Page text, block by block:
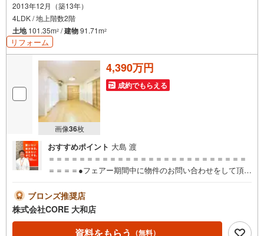
2013年12月（築13年）
4LDK / 地上階数2階
土地101.35m2 /建物91.71m2
リフォーム
画像36枚
4,390万円
成約でもらえる
おすすめポイント 大島 渡
＝＝＝＝＝＝＝＝＝＝＝＝＝＝＝＝＝＝＝＝＝＝＝＝＝＝
＝＝＝＝●フェアー期間中に物件のお問い合わせをして頂い
加して頂いたお客様にはギフトカード4000円分プレゼント
♪合計5000円分プレゼント♪お得に不動産を探しましょう♪
（お名前・ご住所・お ・メールアドレス必須）※詳細は当
社営業スタッフまでお問い合わせください。【営業時間 9:
ブロンズ推奨店
株式会社CORE 大和店
資料をもらう （無料）